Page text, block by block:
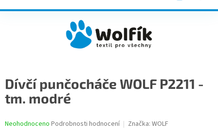
Dívčí punčocháče WOLF P2211 -
tm. modré
Průměrné
Neohodnoceno Podrobnosti hodnocení Značka: WOLF